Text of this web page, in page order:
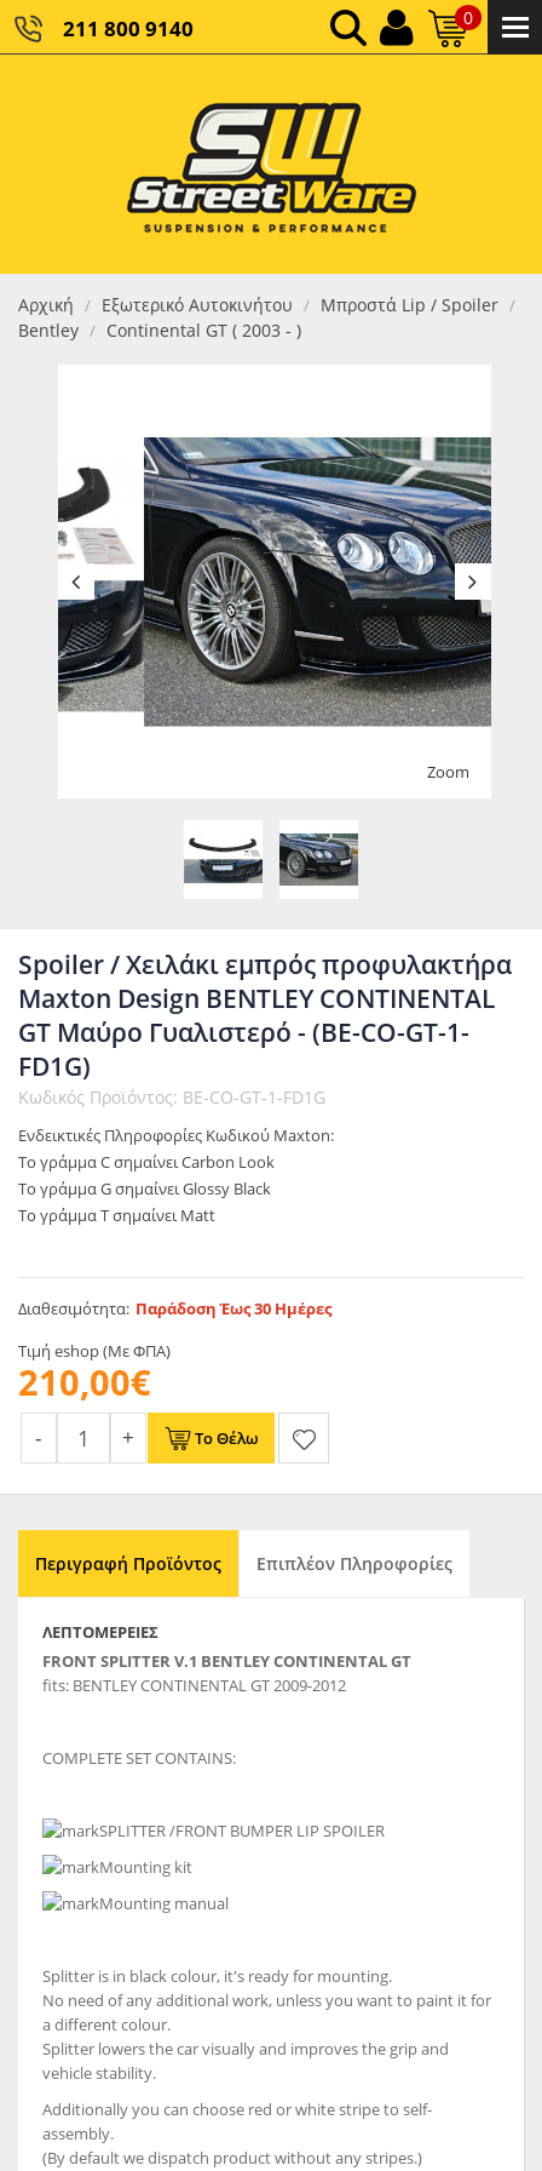
211 800 9140 0
ΚΑΘΑΡΌ ΣΎΝΟΛΟ:
ΤΕΛΙΚΌ ΣΎΝΟΛΟ:0,00 €
Αρχική / Εξωτερικό Αυτοκινήτου / Μπροστά Lip / Spoiler /
Bentley / Continental GT ( 2003 - )
Zoom
Spoiler / Χειλάκι εμπρός προφυλακτήρα
Maxton Design BENTLEY CONTINENTAL
GT Μαύρο Γυαλιστερό - (BE-CO-GT-1-
FD1G)
Κωδικός Προϊόντος: BE-CO-GT-1-FD1G
Ενδεικτικές Πληροφορίες Κωδικού Maxton:
Το γράμμα C σημαίνει Carbon Look
Το γράμμα G σημαίνει Glossy Black
Το γράμμα T σημαίνει Matt
Διαθεσιμότητα: Παράδοση Έως 30 Ημέρες
Τιμή eshop (Με ΦΠΑ)
210,00€
Το Θέλω
Περιγραφή Προϊόντος Επιπλέον Πληροφορίες
ΛΕΠΤΟΜΈΡΕΙΕΣ
FRONT SPLITTERV.1 BENTLEY CONTINENTAL GT
fits: BENTLEY CONTINENTAL GT 2009-2012
COMPLETE SET CONTAINS:
SPLITTER /FRONT BUMPER LIP SPOILER
Mounting kit
Mounting manual
Splitter is in black colour, it's ready for mounting.
No need of any additional work, unless you want to paint it for
a different colour.
Splitter lowers the car visually and improves the grip and
vehicle stability.
Additionally you can choose red or white stripe to self-
assembly.
(By default we dispatch product without any stripes.)